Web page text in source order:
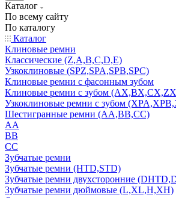
Каталог
По всему сайту
По каталогу
Каталог
Клиновые ремни
Классические (Z,A,B,C,D,E)
Узкоклиновые (SPZ,SPA,SPB,SPC)
Клиновые ремни с фасонным зубом
Клиновые ремни с зубом
Узкоклиновые ремни с зубом
Шестигранные ремни (AA,BB,CC)
AA
BB
CC
Зубчатые ремни
Зубчатые ремни (HTD,STD)
Зубчатые ремни двухсторонние
Зубчатые ремни дюймовые (L,XL,H,XH)